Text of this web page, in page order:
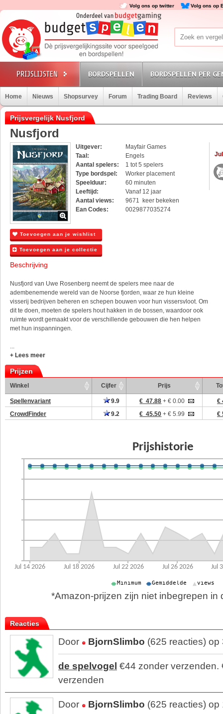
Volg ons op twitter Volg ons op
BORDSPELLEN BORDSPELLEN PER
Home Nieuws Shopsurvey Forum Trading Board Reviews
Prijsvergelijk Nusfjord
Nusfjord
Uitgever:
Mayfair Games
Taal:
Engels
Aantal spelers:
1 tot 5 spelers
Type bordspel:
Worker placement
Speelduur:
60 minuten
Leeftijd:
Vanaf 12 jaar
Aantal views:
9671 keer bekeken
Ean Codes:
0029877035274
Toevoegen aan je wishlist
Toevoegen aan je collectie
Beschrijving
Nusfjord van Uwe Rosenberg neemt de spelers mee naar de
adembenemende wereld van de Noorse fjorden, waar ze hun kleine
visserij bedrijven beheren en schepen bouwen voor hun vissersvloot. Om
dit te doen, moeten de spelers hout hakken in de bossen, waardoor ook
ruimte wordt gemaakt voor de verschillende gebouwen die hen helpen
met hun inspanningen.
...
+ Lees meer
Prijzen
Winkel Cijfer Prijs
Spellenvariant 9.9 € 47.88 + € 0.00
€
CrowdFinder
9.2 € 45.50 + € 5.99 €
*Amazon-prijzen zijn niet inbegrepen in
Reacties
Door BjornSlimbo (625 reacties)
de spelvogel €44 zonder verzenden.
verzenden
Door BjornSlimbo (625 reacties)